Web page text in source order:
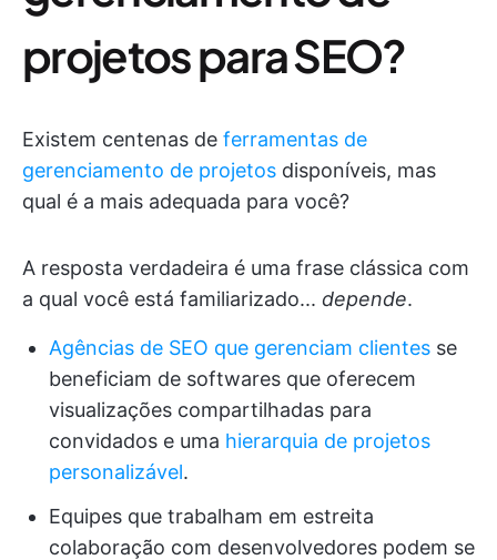
projetos para SEO?
Existem centenas de ferramentas de
gerenciamento de projetos disponíveis, mas
qual é a mais adequada para você?
A resposta verdadeira é uma frase clássica com
a qual você está familiarizado... depende.
Agências de SEO que gerenciam clientes se
beneficiam de softwares que oferecem
visualizações compartilhadas para
convidados e uma hierarquia de projetos
personalizável.
Equipes que trabalham em estreita
colaboração com desenvolvedores podem se